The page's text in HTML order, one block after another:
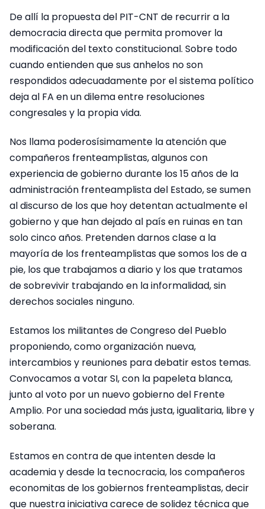
De allí la propuesta del PIT-CNT de recurrir a la
democracia directa que permita promover la
modificación del texto constitucional. Sobre todo
cuando entienden que sus anhelos no son
respondidos adecuadamente por el sistema político
deja al FA en un dilema entre resoluciones
congresales y la propia vida.
Nos llama poderosísimamente la atención que
compañeros frenteamplistas, algunos con
experiencia de gobierno durante los 15 años de la
administración frenteamplista del Estado, se sumen
al discurso de los que hoy detentan actualmente el
gobierno y que han dejado al país en ruinas en tan
solo cinco años. Pretenden darnos clase a la
mayoría de los frenteamplistas que somos los de a
pie, los que trabajamos a diario y los que tratamos
de sobrevivir trabajando en la informalidad, sin
derechos sociales ninguno.
Estamos los militantes de Congreso del Pueblo
proponiendo, como organización nueva,
intercambios y reuniones para debatir estos temas.
Convocamos a votar SI, con la papeleta blanca,
junto al voto por un nuevo gobierno del Frente
Amplio. Por una sociedad más justa, igualitaria, libre y
soberana.
Estamos en contra de que intenten desde la
academia y desde la tecnocracia, los compañeros
economitas de los gobiernos frenteamplistas, decir
que nuestra iniciativa carece de solidez técnica que